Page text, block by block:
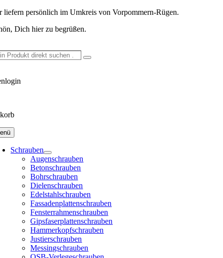
Skip
content
liefern persönlich im Umkreis von Vorpommern-Rügen.
Dich hier zu begrüßen.
Suche
Schrauben
Augenschrauben
Betonschrauben
Bohrschrauben
Dielenschrauben
Edelstahlschrauben
Fassadenplattenschrauben
Fensterrahmenschrauben
Gipsfaserplattenschrauben
Hammerkopfschrauben
Justierschrauben
Messingschrauben